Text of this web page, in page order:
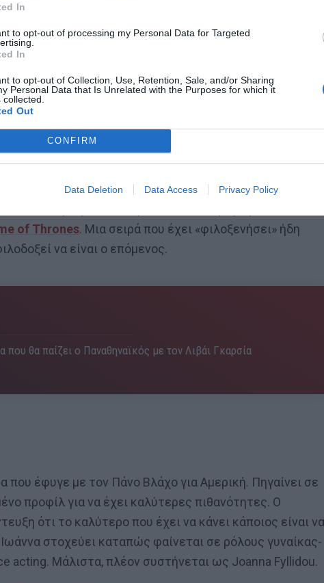
In
to opt-out of processing my Personal Data for Targeted
In
to opt-out of Collection, Use, Retention, Sale, and/or Sharing
Personal Data that Is Unrelated with the Purposes for which it
collected.
Out
CONFIRM
Data Deletion Data Access Privacy Policy
δουλειές γύρω από την ηθοποιία – κυρίως
ιδιότητα. Και θέλει να την φτάσει ένα επίπεδο πιο
καλά, μπήκε στο αεροπλάνο και έφυγε για Νέα
of Thrones. Μια σειρά που έχει «φιλοξενήσει» ήδη
να είναι ο επόμενος.
που θα παίζει ο Παναθηναϊκός με τον Λιβάι Γκαρσία
που έφυγε με τον Πάνο Βλάχο για Αμερική. Πηγαίνει σε
προφίλ για να έχει καλύτερες πιθανότητες. Ο
ότι το καλύτερο που έχει να κάνει κάποιος είναι να
στοχεύει καταπώς φαίνεται σε ρόλους γυναίκας-
acting. Μάλιστα, πλέον συστήνεται ως Joanna Fyllidou.